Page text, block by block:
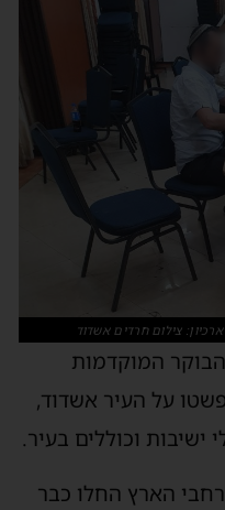
צילום חרדים אשדוד
המוקדמות
על העיר אשדוד,
ישיבות וכוללים בעיר.
הארץ החלו כבר